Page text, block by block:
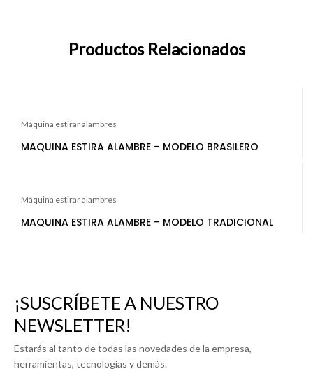
Productos Relacionados
Máquina estirar alambres
MAQUINA ESTIRA ALAMBRE – MODELO BRASILERO
Máquina estirar alambres
MAQUINA ESTIRA ALAMBRE – MODELO TRADICIONAL
¡SUSCRÍBETE A NUESTRO
NEWSLETTER!
Estarás al tanto de todas las novedades de la empresa,
herramientas, tecnologías y demás.